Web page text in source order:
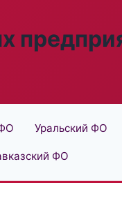
Уральский ФО
ФО